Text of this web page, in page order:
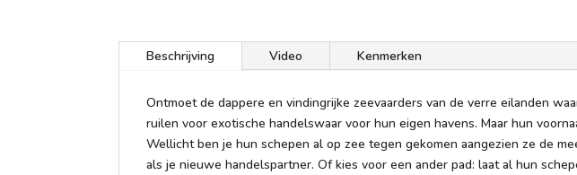
Beschrijving Video Kenmerken
Ontmoet de dappere en vindingrijke zeevaarders van de verre eilanden
ruilen voor exotische handelswaar voor hun eigen havens. Maar hun
Wellicht ben je hun schepen al op zee tegen gekomen aangezien ze de
als je nieuwe handelspartner. Of kies voor een ander pad: laat al hun